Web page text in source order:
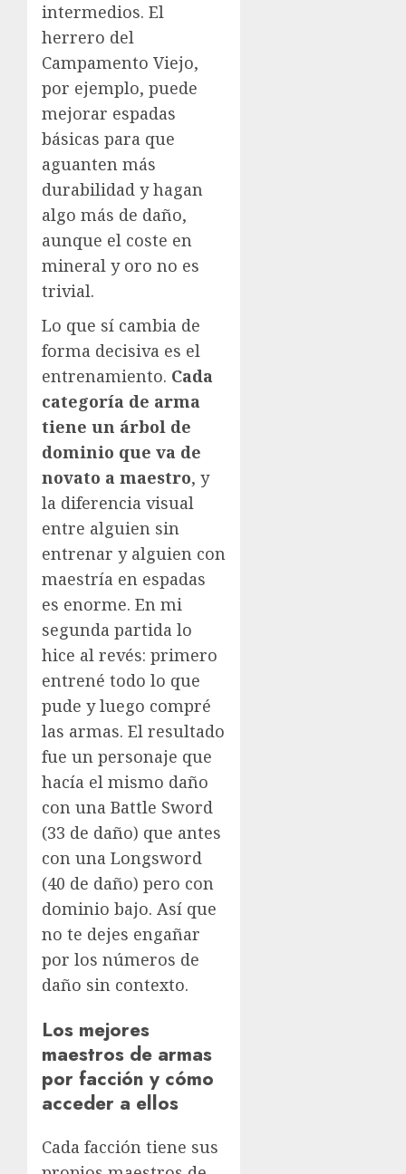
intermedios. El
herrero del
Campamento Viejo,
por ejemplo, puede
mejorar espadas
básicas para que
aguanten más
durabilidad y hagan
algo más de daño,
aunque el coste en
mineral y oro no es
trivial.
Lo que sí cambia de
forma decisiva es el
entrenamiento. Cada
categoría de arma
tiene un árbol de
dominio que va de
novato a maestro, y
la diferencia visual
entre alguien sin
entrenar y alguien con
maestría en espadas
es enorme. En mi
segunda partida lo
hice al revés: primero
entrené todo lo que
pude y luego compré
las armas. El resultado
fue un personaje que
hacía el mismo daño
con una Battle Sword
(33 de daño) que antes
con una Longsword
(40 de daño) pero con
dominio bajo. Así que
no te dejes engañar
por los números de
daño sin contexto.
Los mejores
maestros de armas
por facción y cómo
acceder a ellos
Cada facción tiene sus